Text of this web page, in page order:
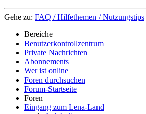
Gehe zu: FAQ / Hilfethemen / Nutzungstips
Bereiche
Benutzerkontrollzentrum
Private Nachrichten
Abonnements
Wer ist online
Foren durchsuchen
Forum-Startseite
Foren
Eingang zum Lena-Land